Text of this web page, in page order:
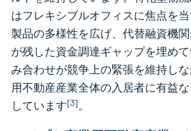
はフレキシブルオフィスに焦点を
製品の多様性を広げ、代替融資機
が残した資金調達ギャップを埋め
み合わせが競争上の緊張を維持し
用不動産産業全体の入居者に有益
しています[3]。